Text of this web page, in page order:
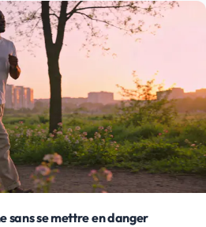
sans se mettre en danger